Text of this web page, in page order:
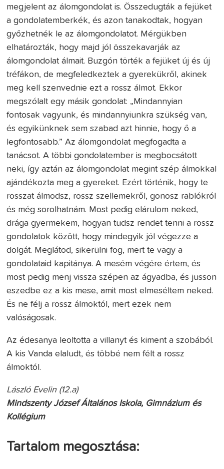
megjelent az álomgondolat is. Összedugták a fejüket
a gondolatemberkék, és azon tanakodtak, hogyan
győzhetnék le az álomgondolatot. Mérgükben
elhatározták, hogy majd jól összekavarják az
álomgondolat álmait. Buzgón törték a fejüket új és új
tréfákon, de megfeledkeztek a gyerekükről, akinek
meg kell szenvednie ezt a rossz álmot. Ekkor
megszólalt egy másik gondolat: „Mindannyian
fontosak vagyunk, és mindannyiunkra szükség van,
és egyikünknek sem szabad azt hinnie, hogy ő a
legfontosabb.” Az álomgondolat megfogadta a
tanácsot. A többi gondolatember is megbocsátott
neki, így aztán az álomgondolat megint szép álmokkal
ajándékozta meg a gyereket. Ezért történik, hogy te
rosszat álmodsz, rossz szellemekről, gonosz rablókról
és még sorolhatnám. Most pedig elárulom neked,
drága gyermekem, hogyan tudsz rendet tenni a rossz
gondolatok között, hogy mindegyik jól végezze a
dolgát. Meglátod, sikerülni fog, mert te vagy a
gondolataid kapitánya. A mesém végére értem, és
most pedig menj vissza szépen az ágyadba, és jusson
eszedbe ez a kis mese, amit most elmeséltem neked.
És ne félj a rossz álmoktól, mert ezek nem
valóságosak.
Az édesanya leoltotta a villanyt és kiment a szobából.
A kis Vanda elaludt, és többé nem félt a rossz
álmoktól.
László Evelin (12.a)
Mindszenty József Általános Iskola, Gimnázium és
Kollégium
Tartalom megosztása: